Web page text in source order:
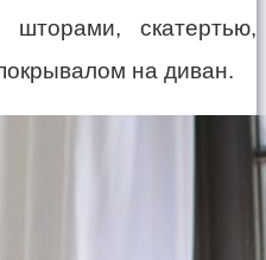
шторами, скатертью,
на диван.